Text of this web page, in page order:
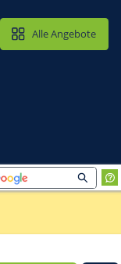
& CLOUD